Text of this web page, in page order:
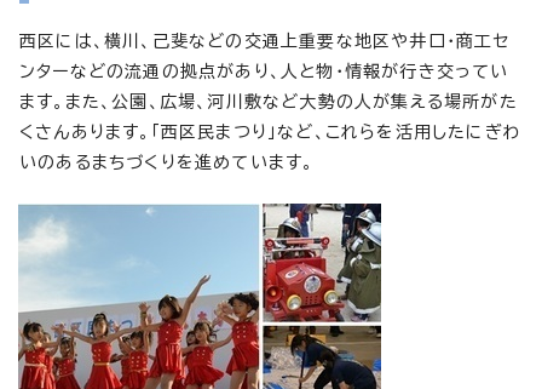
西区には、横川、己斐などの交通上重要な地区や井口・商工セ
ンターなどの流通の拠点があり、人と物・情報が行き交ってい
ます。また、公園、広場、河川敷など大勢の人が集える場所がた
くさんあります。「西区民まつり」など、これらを活用したにぎわ
いのあるまちづくりを進めています。